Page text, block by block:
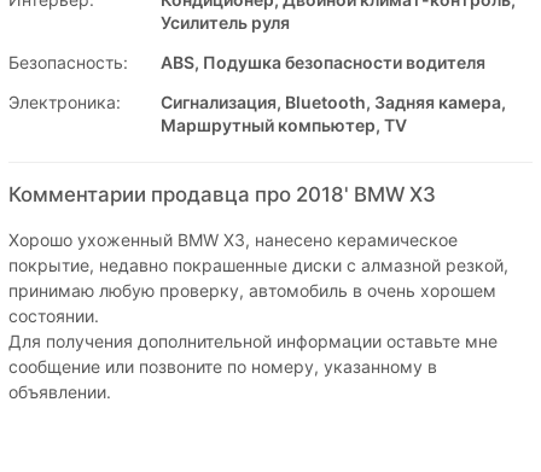
Усилитель руля
Безопасность:
ABS, Подушка безопасности водителя
Электроника:
Сигнализация, Bluetooth, Задняя камера,
Маршрутный компьютер, TV
Комментарии продавца про 2018' BMW X3
Хорошо ухоженный BMW X3, нанесено керамическое
покрытие, недавно покрашенные диски с алмазной резкой,
принимаю любую проверку, автомобиль в очень хорошем
состоянии.
Для получения дополнительной информации оставьте мне
сообщение или позвоните по номеру, указанному в
объявлении.